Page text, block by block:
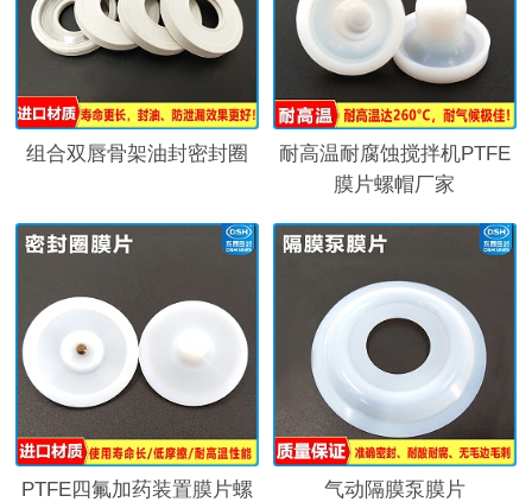
组合双唇骨架油封密封圈
耐高温耐腐蚀搅拌机PTFE
膜片螺帽厂家
PTFE四氟加药装置膜片螺 气动隔膜泵膜片